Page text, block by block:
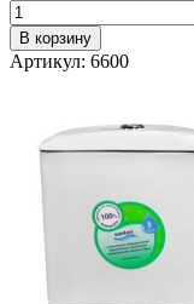
В корзину
Артикул: 6600